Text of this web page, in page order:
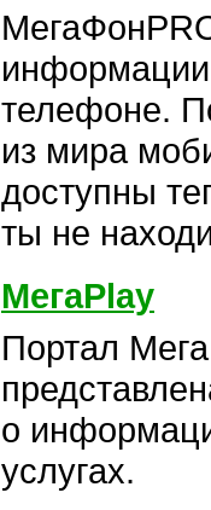
информации
телефоне.
из мира
доступны
ты не
МегаPlay
Портал
о
услугах.